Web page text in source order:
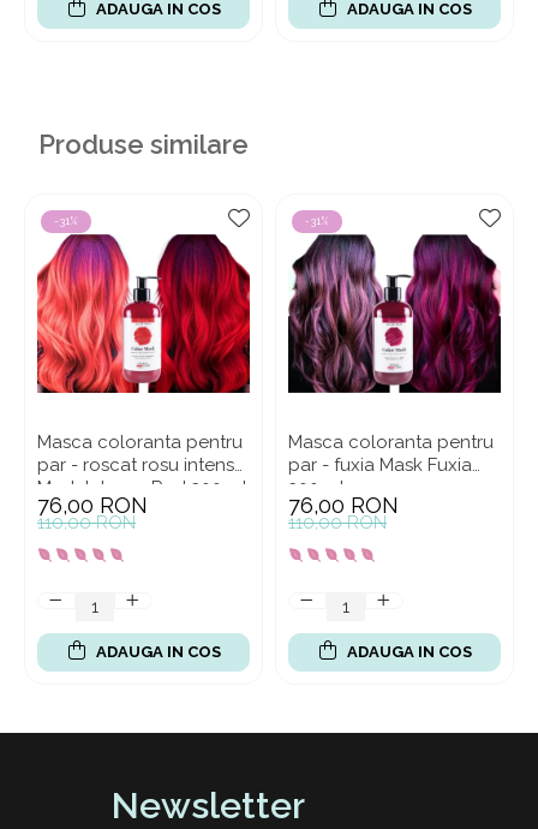
ADAUGA IN COS ADAUGA IN COS
Produse similare
-31%
Masca coloranta pentru
par - roscat rosu intens
Mask Intense Red 300 ml
110,00 RON
76,00 RON
ADAUGA IN COS
-31%
Masca coloranta pentru
par - fuxia Mask Fuxia
300 ml
110,00 RON
76,00 RON
ADAUGA IN COS
Newsletter